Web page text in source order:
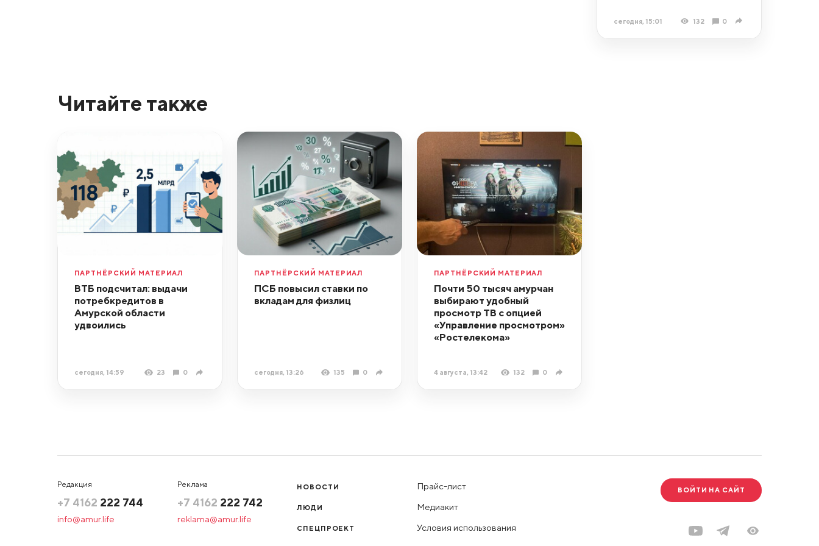
сегодня, 15:01 132 0
Читайте также
ПАРТНЁРСКИЙ МАТЕРИАЛ
ВТБ подсчитал: выдачи
потребкредитов в
Амурской области
удвоились
сегодня, 14:59 23 0
ПАРТНЁРСКИЙ МАТЕРИАЛ
ПСБ повысил ставки по
вкладам для физлиц
сегодня, 13:26 135 0
ПАРТНЁРСКИЙ МАТЕРИАЛ
Почти 50 тысяч амурчан
выбирают удобный
просмотр ТВ с опцией
«Управление просмотром»
«Ростелекома»
4 августа, 13:42 132 0
Редакция
+7 4162 222 744
info@amur.life
Реклама
+7 4162 222 742
reklama@amur.life
НОВОСТИ
ЛЮДИ
СПЕЦПРОЕКТ
Прайс-лист
Медиакит
Условия использования
ВОЙТИ НА САЙТ